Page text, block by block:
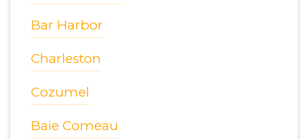
Bar Harbor
Charleston
Cozumel
Baie Comeau